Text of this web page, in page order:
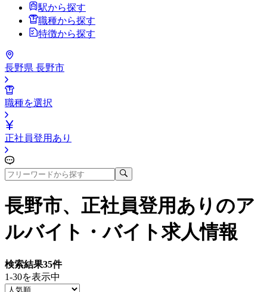
駅から探す
職種から探す
特徴から探す
長野県 長野市
職種を選択
正社員登用あり
長野市、正社員登用あり のア
ルバイト・バイト求人情報
検索結果35件
1-30を表示中